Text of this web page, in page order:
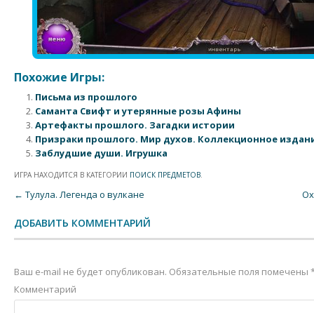
Похожие Игры:
Письма из прошлого
Саманта Свифт и утерянные розы Афины
Артефакты прошлого. Загадки истории
Призраки прошлого. Мир духов. Коллекционное
Заблудшие души. Игрушка
ИГРА НАХОДИТСЯ В КАТЕГОРИИ ПОИСК ПРЕДМЕТОВ.
Post navigation
← Тулула. Легенда о вулкане
ДОБАВИТЬ КОММЕНТАРИЙ
Ваш e-mail не будет опубликован. Обязательные поля помечены
Комментарий